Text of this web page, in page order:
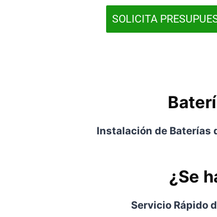
SOLICITA
Instalación de Baterías
¿Se
Servicio Rápido